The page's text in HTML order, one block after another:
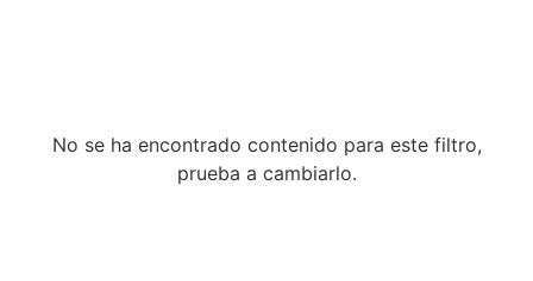
No se ha encontrado contenido para este filtro,
prueba a cambiarlo.